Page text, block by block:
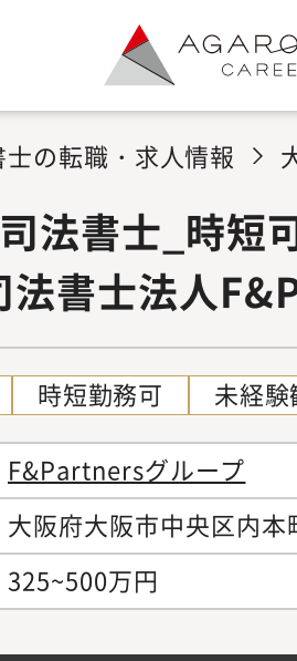
士の転職・求人情報
司法書士_時短
法書士法人
時短勤務可 未経
F&Partnersグループ
大阪府大阪市中央区内
325~500万円